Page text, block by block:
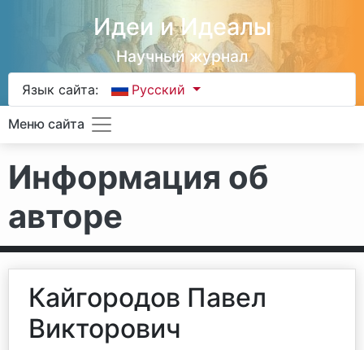
Идеи и Идеалы
Научный журнал
Язык сайта: Русский
Меню сайта
Информация об
авторе
Кайгородов Павел
Викторович